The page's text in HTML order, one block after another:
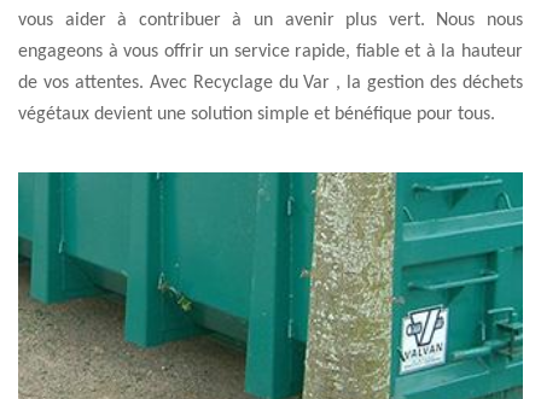
vous aider à contribuer à un avenir plus vert. Nous nous
engageons à vous offrir un service rapide, fiable et à la hauteur
de vos attentes. Avec Recyclage du Var , la gestion des déchets
végétaux devient une solution simple et bénéfique pour tous.